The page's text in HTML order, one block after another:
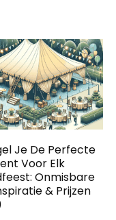
Je De Perfecte
Voor Elk
Onmisbare
& Prijzen